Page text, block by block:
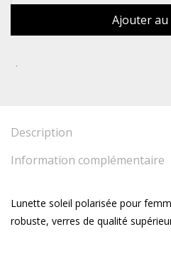
Ajouter
Description
Information complémentaire
Lunette soleil polarisée pour
robuste, verres de qualité